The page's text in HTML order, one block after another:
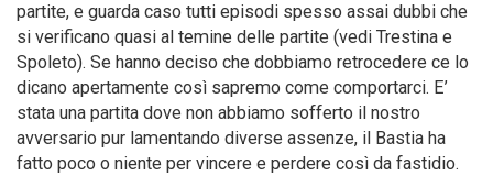
partite, e guarda caso tutti episodi spesso assai dubbi che
si verificano quasi al temine delle partite (vedi Trestina e
Spoleto). Se hanno deciso che dobbiamo retrocedere ce lo
dicano apertamente così sapremo come comportarci. E’
stata una partita dove non abbiamo sofferto il nostro
avversario pur lamentando diverse assenze, il Bastia ha
fatto poco o niente per vincere e perdere così da fastidio.